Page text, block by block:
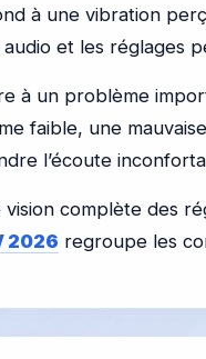
à une vibration
et les réglages
à un problème
faible, une
l’écoute
complète des
2026 regroupe les